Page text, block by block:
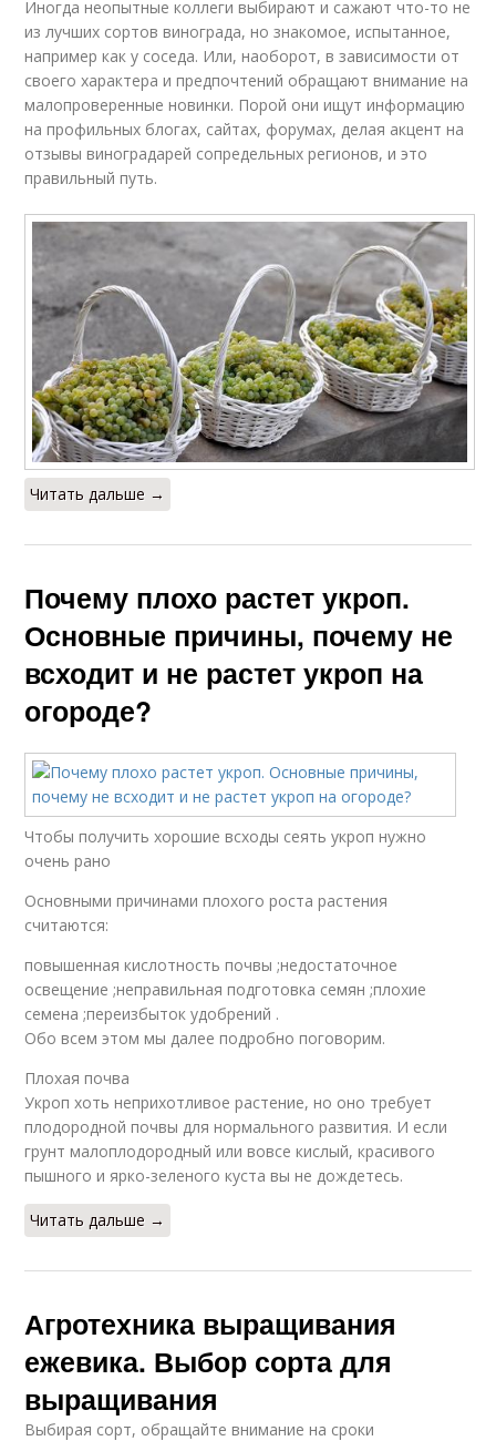
Иногда неопытные коллеги выбирают и сажают что-то не
из лучших сортов винограда, но знакомое, испытанное,
например как у соседа. Или, наоборот, в зависимости от
своего характера и предпочтений обращают внимание на
малопроверенные новинки. Порой они ищут информацию
на профильных блогах, сайтах, форумах, делая акцент на
отзывы виноградарей сопредельных регионов, и это
правильный путь.
Читать дальше →
Почему плохо растет укроп.
Основные причины, почему не
всходит и не растет укроп на
огороде?
Чтобы получить хорошие всходы сеять укроп нужно
очень рано
Основными причинами плохого роста растения
считаются:
повышенная кислотность почвы ;недостаточное
освещение ;неправильная подготовка семян ;плохие
семена ;переизбыток удобрений .
Обо всем этом мы далее подробно поговорим.
Плохая почва
Укроп хоть неприхотливое растение, но оно требует
плодородной почвы для нормального развития. И если
грунт малоплодородный или вовсе кислый, красивого
пышного и ярко-зеленого куста вы не дождетесь.
Читать дальше →
Агротехника выращивания
ежевика. Выбор сорта для
выращивания
Выбирая сорт, обращайте внимание на сроки